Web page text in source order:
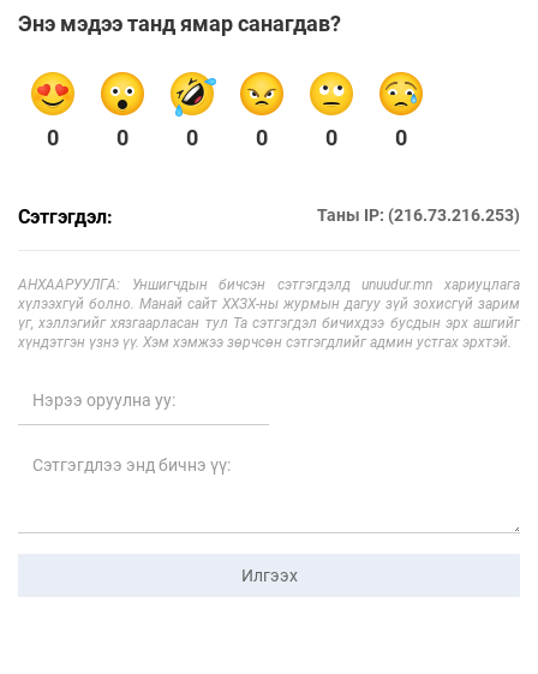
Энэ мэдээ танд ямар санагдав?
0 0 0 0 0 0
Сэтгэгдэл: Таны IP: (216.73.216.253)
АНХААРУУЛГА: Уншигчдын бичсэн сэтгэгдэлд unuudur.mn хариуцлага
хүлээхгүй болно. Манай сайт ХХЗХ-ны журмын дагуу зүй зохисгүй зарим
үг, хэллэгийг хязгаарласан тул Та сэтгэгдэл бичихдээ бусдын эрх ашгийг
хүндэтгэн үзнэ үү. Хэм хэмжээ зөрчсөн сэтгэгдлийг админ устгах эрхтэй.
Илгээх